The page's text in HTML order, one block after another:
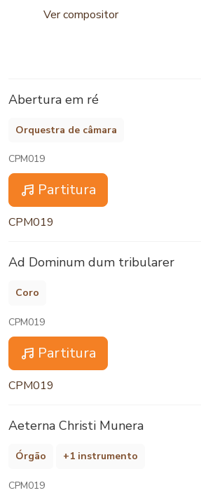
Ver compositor
Abertura em ré
Orquestra de câmara
CPM019
Partitura
CPM019
Ad Dominum dum tribularer
Coro
CPM019
Partitura
CPM019
Aeterna Christi Munera
Órgão +1 instrumento
CPM019